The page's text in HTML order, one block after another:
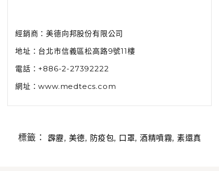
經銷商：美德向邦股份有限公司
地址：台北市信義區松高路9號11樓
電話：+886-2-27392222
網址：www.medtecs.com
標籤： 霹靂, 美德, 防疫包, 口罩, 酒精噴霧, 素還真